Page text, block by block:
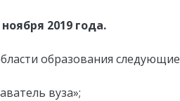
2019 года.
образования следующие
вуза»;